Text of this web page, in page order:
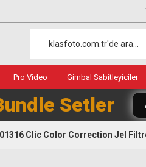
Pro Video Gimbal Sabitleyiciler
Setler
Clic Color Correction Jel